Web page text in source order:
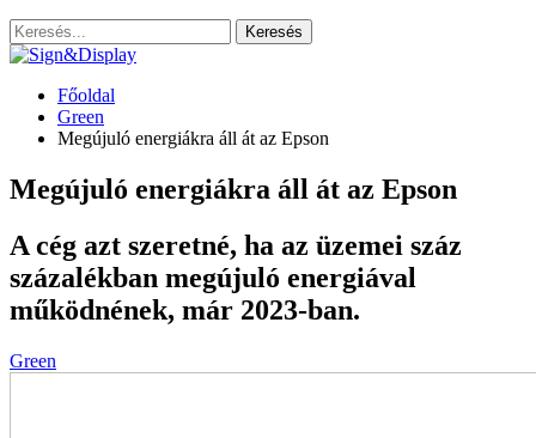
Főoldal
Green
Megújuló energiákra áll át az Epson
Megújuló energiákra áll át az Epson
A cég azt szeretné, ha az üzemei száz
százalékban megújuló energiával
működnének, már 2023-ban.
Green